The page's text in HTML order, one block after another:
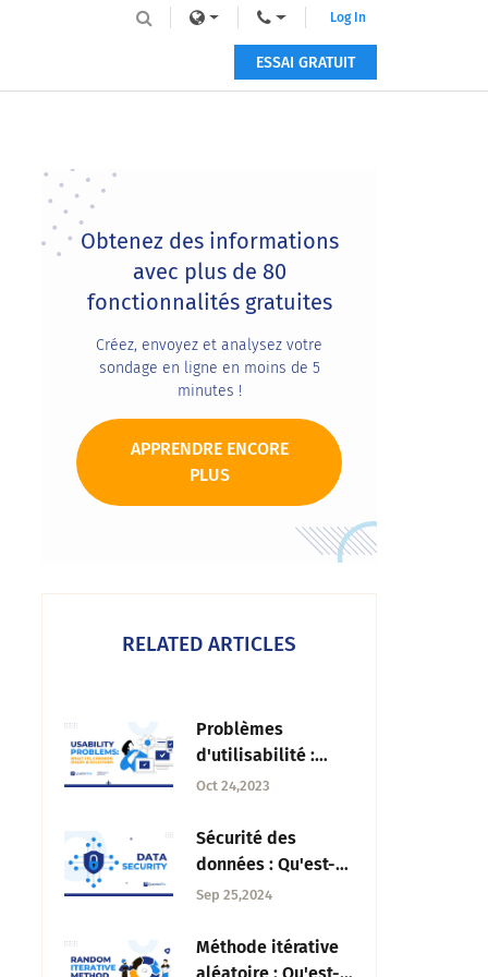
Log In
ESSAI GRATUIT
Primary
Sidebar
Obtenez des informations
avec plus de 80
fonctionnalités gratuites
Créez, envoyez et analysez votre
sondage en ligne en moins de 5
minutes !
APPRENDRE ENCORE
PLUS
RELATED ARTICLES
Problèmes
d'utilisabilité :
Qu'est-ce que c'est,
courants et
solutions
Oct 24,2023
Sécurité des
données : Qu'est-ce
que c'est, les
et les stratégies à
suivre ?
Sep 25,2024
Méthode itérative